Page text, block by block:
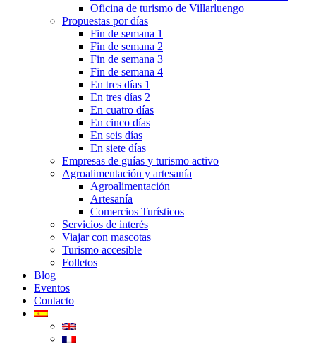
Oficina de turismo de Villarluengo
Propuestas por días
Fin de semana 1
Fin de semana 2
Fin de semana 3
Fin de semana 4
En tres días 1
En tres días 2
En cuatro días
En cinco días
En seis días
En siete días
Empresas de guías y turismo activo
Agroalimentación y artesanía
Agroalimentación
Artesanía
Comercios Turísticos
Servicios de interés
Viajar con mascotas
Turismo accesible
Folletos
Blog
Eventos
Contacto